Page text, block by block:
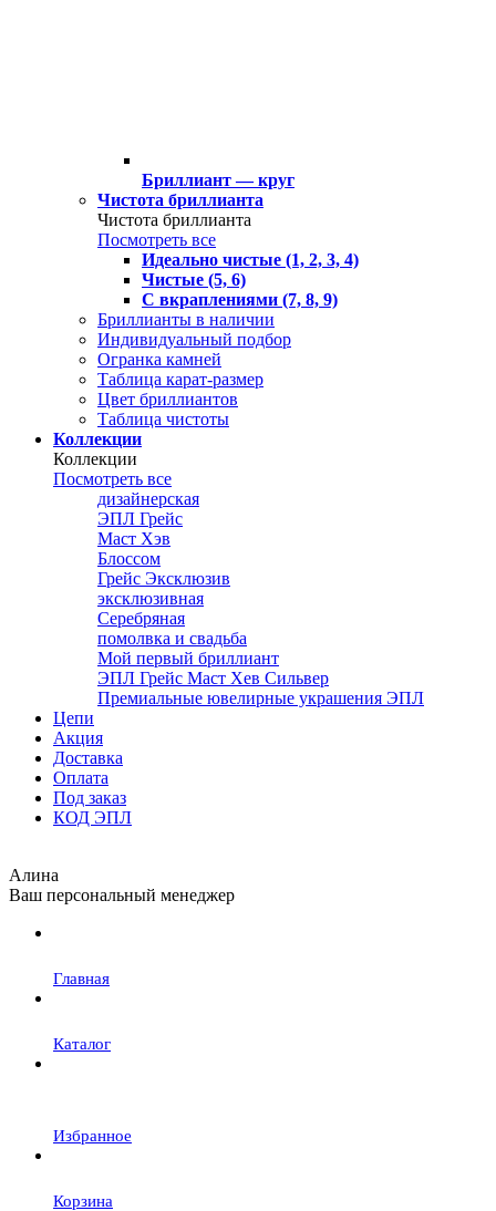
Бриллиант — круг
Чистота бриллианта
Чистота бриллианта
Посмотреть все
Идеально чистые (1, 2, 3, 4)
Чистые (5, 6)
С вкраплениями (7, 8, 9)
Бриллианты в наличии
Индивидуальный подбор
Огранка камней
Таблица карат-размер
Цвет бриллиантов
Таблица чистоты
Коллекции
Коллекции
Посмотреть все
дизайнерская
ЭПЛ Грейс
Маст Хэв
Блоссом
Грейс Эксклюзив
эксклюзивная
Серебряная
помолвка и свадьба
Мой первый бриллиант
ЭПЛ Грейс Маст Хев Сильвер
Премиальные ювелирные украшения ЭПЛ
Цепи
Акция
Доставка
Оплата
Под заказ
КОД ЭПЛ
Алина
Ваш персональный менеджер
Главная
Каталог
Избранное
Корзина